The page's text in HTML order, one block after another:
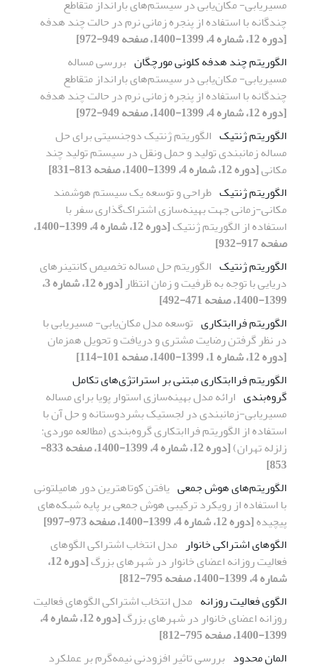
مسیریابی- مکان‌یابی در سیستم‌های بارانداز متقاطع
چندگانه با استفاده از پنجره زمانی نرم در حالت چند هدفه
[دوره 12، شماره 4، 1399-1400، صفحه 949-972]
الگوریتم چند هدفه کلونی مورچگان بررسی مساله
مسیریابی- مکان‌یابی در سیستم‌های بارانداز متقاطع
چندگانه با استفاده از پنجره زمانی نرم در حالت چند هدفه
[دوره 12، شماره 4، 1399-1400، صفحه 949-972]
الگوریتم ژنتیک الگوریتم ژنتیک دو‌جنسیتی برای حل
مساله زمانبندی تولید و حمل ونقل در سیستم تولید چند
مکانی[دوره 12، شماره 4، 1399-1400، صفحه 813-831]
الگوریتم ژنتیک طراحی و توسعه یک سیستم هوشمند
مکانی-زمانی جهت بهینه‌سازی اشتراک‌گذاری سفر با
استفاده از الگوریتم ژنتیک
[دوره 12، شماره 4، 1399-1400،
صفحه 917-932]
الگوریتم ژنتیک الگوریتم حل مساله تخصیص کانتینرهای
دریایی با توجه به ظرفیت و زمان انتظار
[دوره 12، شماره 3،
1399-1400، صفحه 471-492]
الگوریتم فراابتکاری توسعه مدل مکان‌یابی- مسیریابی با
در نظر گرفتن رضایت مشتری و دریافت و تحویل همزمان
[دوره 12، شماره 1، 1399-1400، صفحه 101-114]
الگوریتم فراابتکاری مبتنی بر استراتژی‌های تکامل
گروه‌بندی ارائه مدل بهینه‌سازی استوار پویا برای مساله
مسیریابی-زمانبندی در لجستیک بشردوستانه و حل آن با
استفاده از الگوریتم فراابتکاری گروه‌بندی (مطالعه موردی:
زلزله تهران)
[دوره 12، شماره 4، 1399-1400، صفحه 833-
853]
الگوریتم‌های هوش جمعی یافتن کوتاهترین دور هامیلتونی
با استفاده از رویکرد ترکیبی هوش جمعی بر پایه شبکه‌های
پیچیده[دوره 12، شماره 4، 1399-1400، صفحه 973-997]
الگوهای اشتراکی خانوار مدل انتخاب اشتراکی الگوهای
فعالیت‌ روزانه اعضای خانوار در شهرهای بزرگ
[دوره 12،
شماره 4، 1399-1400، صفحه 795-812]
الگوی فعالیت روزانه مدل انتخاب اشتراکی الگوهای فعالیت‌
روزانه اعضای خانوار در شهرهای بزرگ
[دوره 12، شماره 4،
1399-1400، صفحه 795-812]
المان محدود بررسی تاثیر افزودنی نیمه‌گرم بر عملکرد